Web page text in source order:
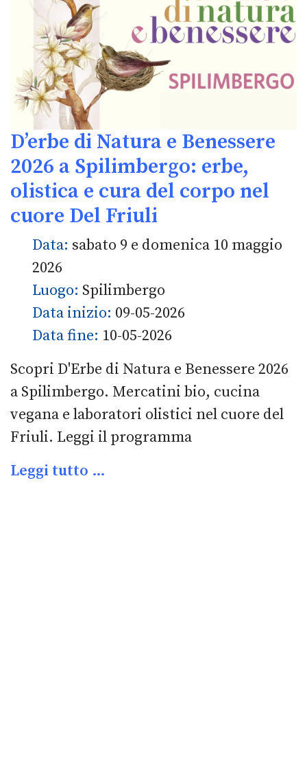
D’erbe di Natura e Benessere
2026 a Spilimbergo: erbe,
olistica e cura del corpo nel
cuore Del Friuli
Data: sabato 9 e domenica 10 maggio
2026
Luogo: Spilimbergo
Data inizio: 09-05-2026
Data fine: 10-05-2026
Scopri D'Erbe di Natura e Benessere 2026
a Spilimbergo. Mercatini bio, cucina
vegana e laboratori olistici nel cuore del
Friuli. Leggi il programma
Leggi tutto …